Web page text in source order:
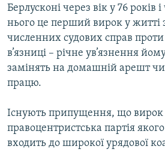
Берлусконі через вік у 76 років
нього це перший вирок у житті
численних судових справ проти
в’язниці – річне ув’язнення
замінять на домашній арешт чи
працю.
Існують припущення, що вирок
правоцентристська партія
входить до широкої урядової